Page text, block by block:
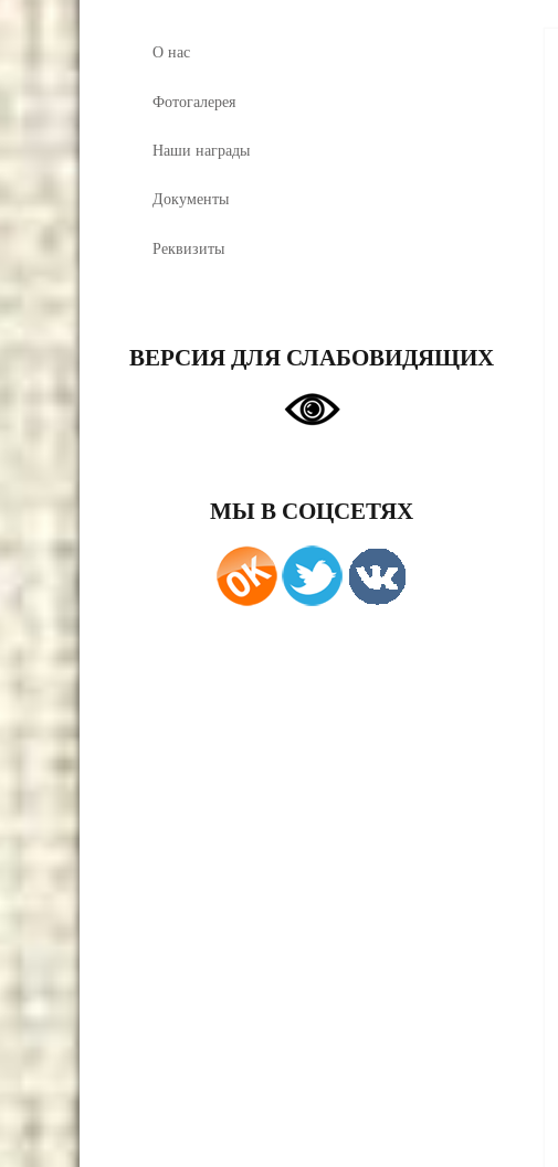
О нас
Фотогалерея
Наши награды
Документы
Реквизиты
ВЕРСИЯ ДЛЯ СЛАБОВИДЯЩИХ
МЫ В СОЦСЕТЯХ